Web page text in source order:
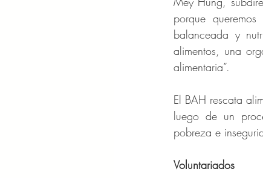
porque
balanceada y
alimentos, una
alimentaria”.
El BAH rescata
luego de un
pobreza e
Voluntariados